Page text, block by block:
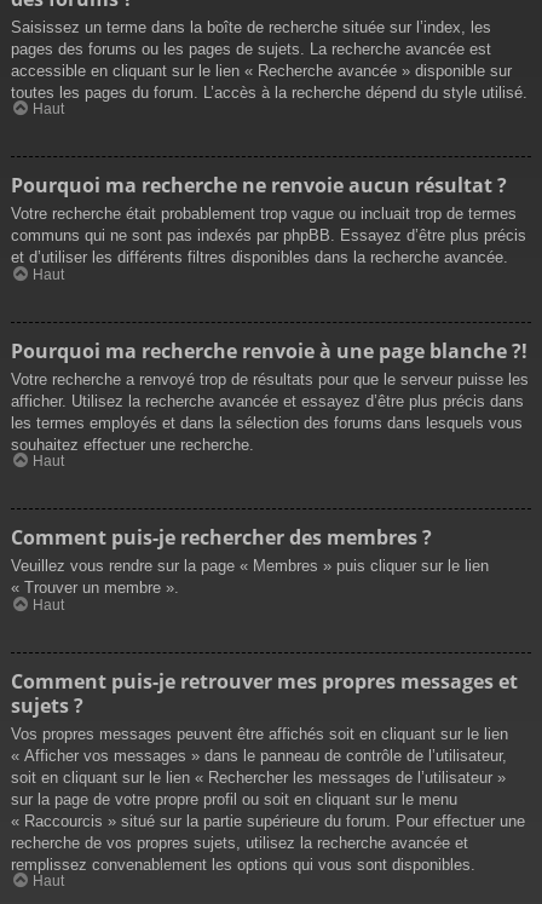
Saisissez un terme dans la boîte de recherche située sur l’index, les
pages des forums ou les pages de sujets. La recherche avancée est
accessible en cliquant sur le lien « Recherche avancée » disponible sur
toutes les pages du forum. L’accès à la recherche dépend du style utilisé.
Haut
Pourquoi ma recherche ne renvoie aucun résultat ?
Votre recherche était probablement trop vague ou incluait trop de termes
communs qui ne sont pas indexés par phpBB. Essayez d’être plus précis
et d’utiliser les différents filtres disponibles dans la recherche avancée.
Haut
Pourquoi ma recherche renvoie à une page blanche ?!
Votre recherche a renvoyé trop de résultats pour que le serveur puisse les
afficher. Utilisez la recherche avancée et essayez d’être plus précis dans
les termes employés et dans la sélection des forums dans lesquels vous
souhaitez effectuer une recherche.
Haut
Comment puis-je rechercher des membres ?
Veuillez vous rendre sur la page « Membres » puis cliquer sur le lien
« Trouver un membre ».
Haut
Comment puis-je retrouver mes propres messages et
sujets ?
Vos propres messages peuvent être affichés soit en cliquant sur le lien
« Afficher vos messages » dans le panneau de contrôle de l’utilisateur,
soit en cliquant sur le lien « Rechercher les messages de l’utilisateur »
sur la page de votre propre profil ou soit en cliquant sur le menu
« Raccourcis » situé sur la partie supérieure du forum. Pour effectuer une
recherche de vos propres sujets, utilisez la recherche avancée et
remplissez convenablement les options qui vous sont disponibles.
Haut